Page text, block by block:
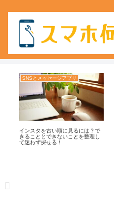
SNSとメッセージアプリ
インスタを古い順に見るには？で
きることとできないことを整理し
て迷わず探せる！